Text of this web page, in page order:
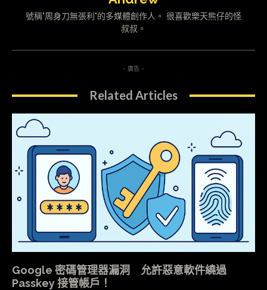
號稱"周身刀無張利"的多媒體創作人。 很喜歡樂天熊仔的怪
叔叔。
- 廣告 -
Related Articles
Google 密碼管理器漏洞 允許惡意軟件繞過
Passkey 接管帳戶！